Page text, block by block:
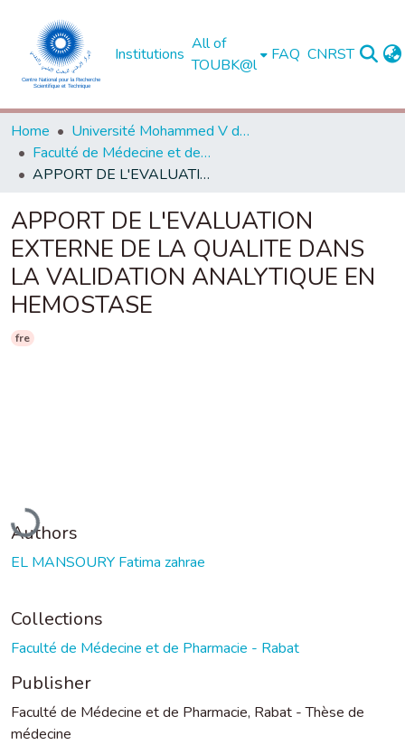
Institutions
All of
TOUBK@l
FAQ CNRST
Home
Université Mohammed V de Rabat
Faculté de Médecine et de Pharmacie - Rabat
APPORT DE L'EVALUATION EXTERNE DE LA QUALITE DANS LA VALIDATION ANALYTIQUE EN HEMOSTASE
APPORT DE L'EVALUATION
EXTERNE DE LA QUALITE DANS
LA VALIDATION ANALYTIQUE EN
HEMOSTASE
fre
Loading...
Authors
EL MANSOURY Fatima zahrae
Collections
Faculté de Médecine et de Pharmacie - Rabat
Publisher
Faculté de Médecine et de Pharmacie, Rabat - Thèse de
médecine